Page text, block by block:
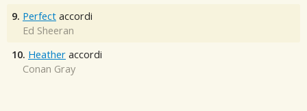
9. Perfect accordi
Ed Sheeran
10. Heather accordi
Conan Gray